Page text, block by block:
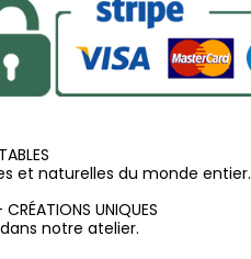
et naturelles du monde entier.
UNIQUES
notre atelier.